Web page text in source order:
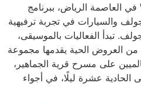
تنطلق فعاليات مهرجان WOW في العاصمة الرياض، ببرنامج
والسيارات في تجربة ترفيهية
تبدأ الفعاليات بالموسيقى،
من العروض الحية يقدمها مجموعة
على مسرح قرية الجماهير،
عشرة ليلًا، في أجواء